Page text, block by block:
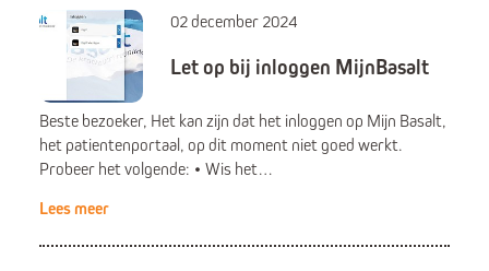
02 december 2024
Let op bij inloggen MijnBasalt
Beste bezoeker, Het kan zijn dat het inloggen op Mijn Basalt,
het patientenportaal, op dit moment niet goed werkt.
Probeer het volgende: • Wis het…
Lees meer